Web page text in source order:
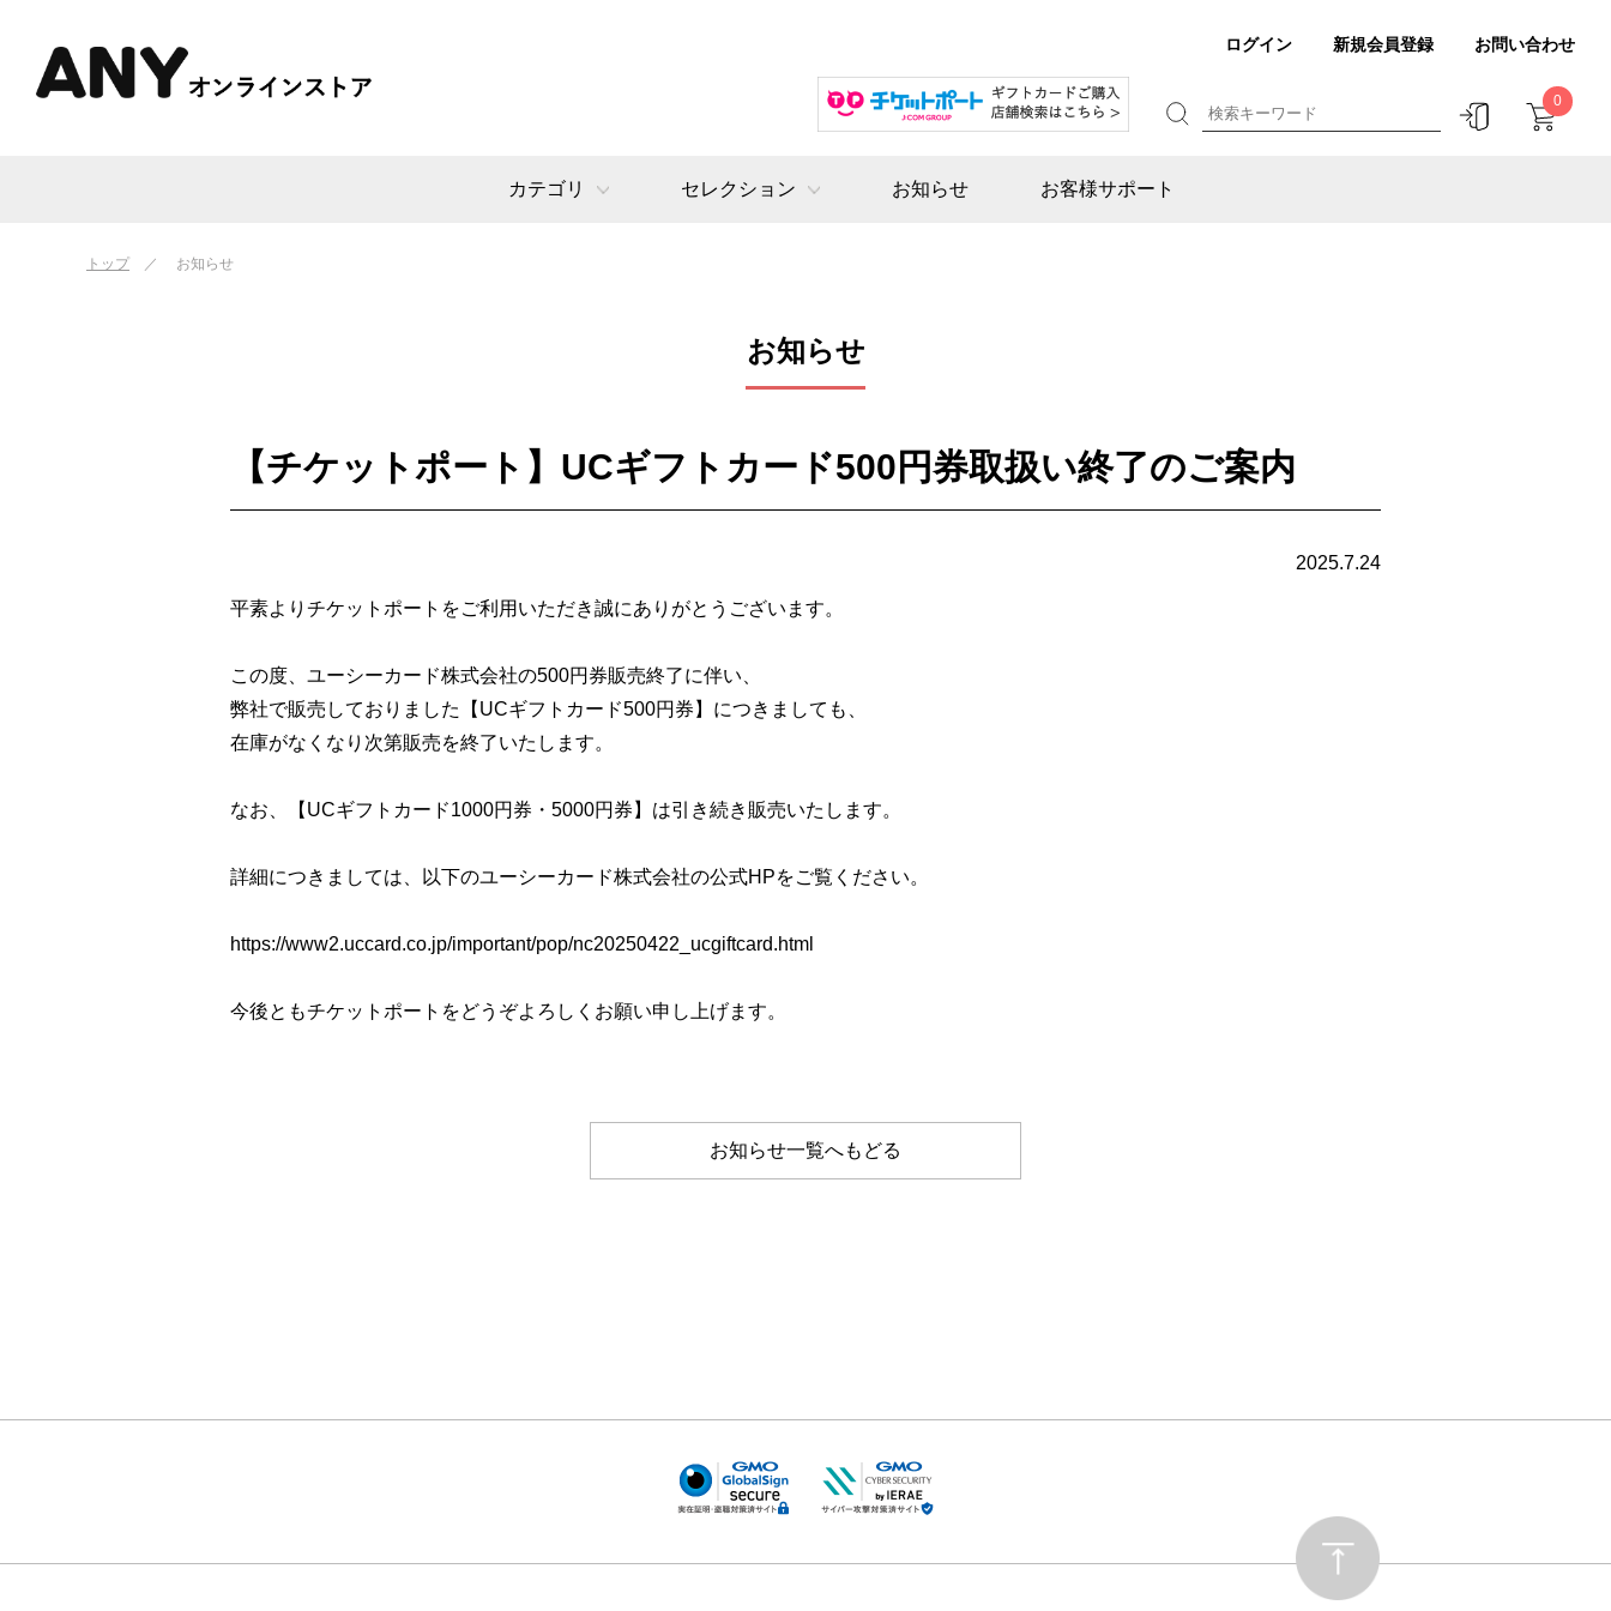
ログイン 新規会員登録 お問い合わせ
0
カテゴリ セレクション お知らせ お客様サポート
トップ お知らせ
お知らせ
【チケットポート】UCギフトカード500円券取扱い終了のご案内
2025.7.24
平素よりチケットポートをご利用いただき誠にありがとうございます。
この度、ユーシーカード株式会社の500円券販売終了に伴い、
弊社で販売しておりました【UCギフトカード500円券】につきましても、
在庫がなくなり次第販売を終了いたします。
なお、【UCギフトカード1000円券・5000円券】は引き続き販売いたします。
詳細につきましては、以下のユーシーカード株式会社の公式HPをご覧ください。
https://www2.uccard.co.jp/important/pop/nc20250422_ucgiftcard.html
今後ともチケットポートをどうぞよろしくお願い申し上げます。
お知らせ一覧へもどる